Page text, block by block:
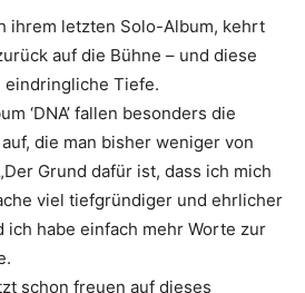
ihrem letzten Solo-Album, kehrt
auf die Bühne – und diese
eindringliche Tiefe.
‘DNA’ fallen besonders die
die man bisher weniger von
Grund dafür ist, dass ich mich
viel tiefgründiger und ehrlicher
ich habe einfach mehr Worte zur
schon freuen auf dieses